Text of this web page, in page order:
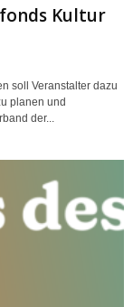
Kultur
soll Veranstalter dazu
planen und
der...